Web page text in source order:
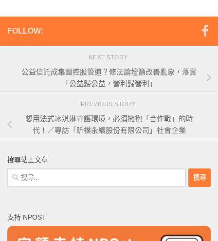
FOLLOW:
NEXT STORY
公益信託成集團控股管道？修法論壇籲改善亂象，落實
「公益歸公益，營利歸營利」
PREVIOUS STORY
想用法式冰淇淋守護環境，必須擁抱「合作戰」的時
代！／專訪「昕樸永續股份有限公司」社會企業
搜尋站上文章
搜
尋
字:
支持 NPOST